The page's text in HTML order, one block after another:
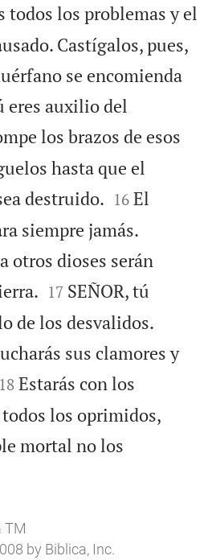
todos los problemas y el
Castígalos, pues,
se encomienda
eres auxilio del
los brazos de esos
hasta que el
destruido. 

16 El
siempre jamás.
otros dioses serán


17 SEÑOR, tú
de los desvalidos.
sus clamores y


18 Estarás con los
los oprimidos,
mortal no los
TM
by Biblica, Inc.